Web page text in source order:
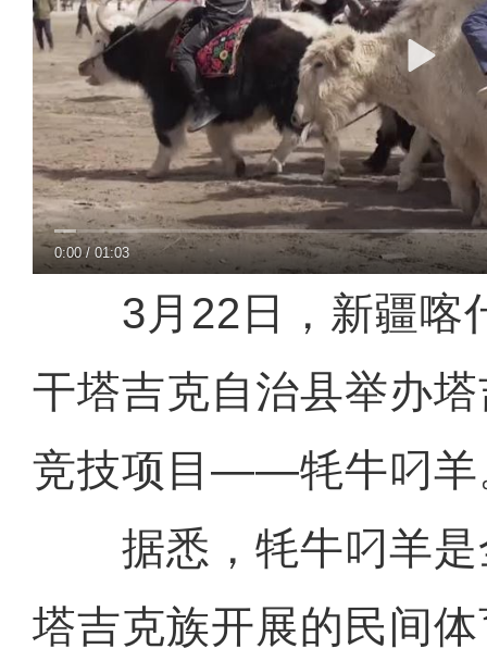
0:00/01:03
3月22日，新疆喀
干塔吉克自治县举办
竞技项目——牦牛叼羊
据悉，牦牛叼羊是
塔吉克族开展的民间